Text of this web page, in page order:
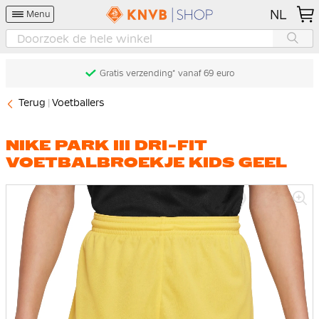
Menu NL
Gratis verzending* vanaf 69 euro
Terug Voetballers
NIKE PARK III DRI-FIT
VOETBALBROEKJE KIDS GEEL
afbeeldingen-
gallerij